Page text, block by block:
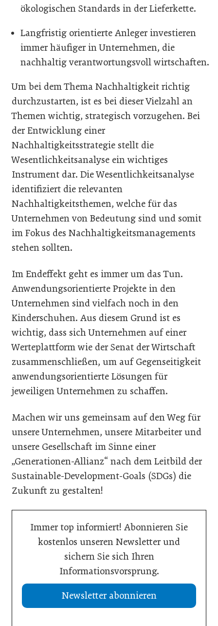
ökologischen Standards in der Lieferkette.
Langfristig orientierte Anleger investieren
immer häufiger in Unternehmen, die
nachhaltig verantwortungsvoll wirtschaften.
Um bei dem Thema Nachhaltigkeit richtig
durchzustarten, ist es bei dieser Vielzahl an
Themen wichtig, strategisch vorzugehen. Bei
der Entwicklung einer
Nachhaltigkeitsstrategie stellt die
Wesentlichkeitsanalyse ein wichtiges
Instrument dar. Die Wesentlichkeitsanalyse
identifiziert die relevanten
Nachhaltigkeitsthemen, welche für das
Unternehmen von Bedeutung sind und somit
im Fokus des Nachhaltigkeitsmanagements
stehen sollten.
Im Endeffekt geht es immer um das Tun.
Anwendungsorientierte Projekte in den
Unternehmen sind vielfach noch in den
Kinderschuhen. Aus diesem Grund ist es
wichtig, dass sich Unternehmen auf einer
Werteplattform wie der Senat der Wirtschaft
zusammenschließen, um auf Gegenseitigkeit
anwendungsorientierte Lösungen für
jeweiligen Unternehmen zu schaffen.
Machen wir uns gemeinsam auf den Weg für
unsere Unternehmen, unsere Mitarbeiter und
unsere Gesellschaft im Sinne einer
„Generationen-Allianz“ nach dem Leitbild der
Sustainable-Development-Goals (SDGs) die
Zukunft zu gestalten!
Immer top informiert! Abonnieren Sie
kostenlos unseren Newsletter und
sichern Sie sich Ihren
Informationsvorsprung.
Newsletter abonnieren